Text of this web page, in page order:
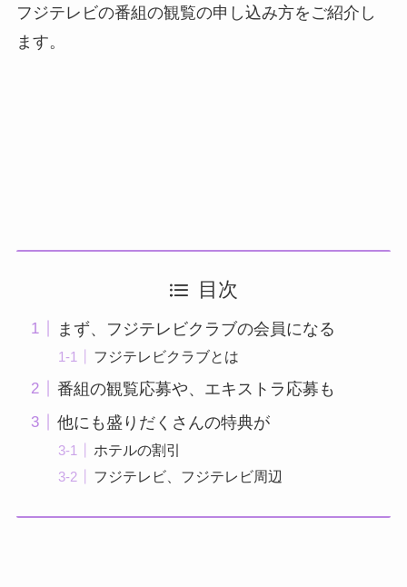
フジテレビの番組の観覧の申し込み方をご紹介し
ます。
目次
まず、フジテレビクラブの会員になる
フジテレビクラブとは
番組の観覧応募や、エキストラ応募も
他にも盛りだくさんの特典が
ホテルの割引
フジテレビ、フジテレビ周辺